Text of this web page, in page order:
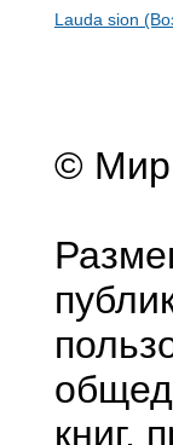
Lauda sion
© Мир
книг,